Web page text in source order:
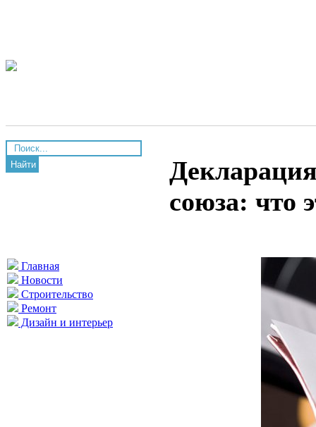
Найти
Главная
Новости
Строительство
Ремонт
Дизайн и интерьер
союза: что